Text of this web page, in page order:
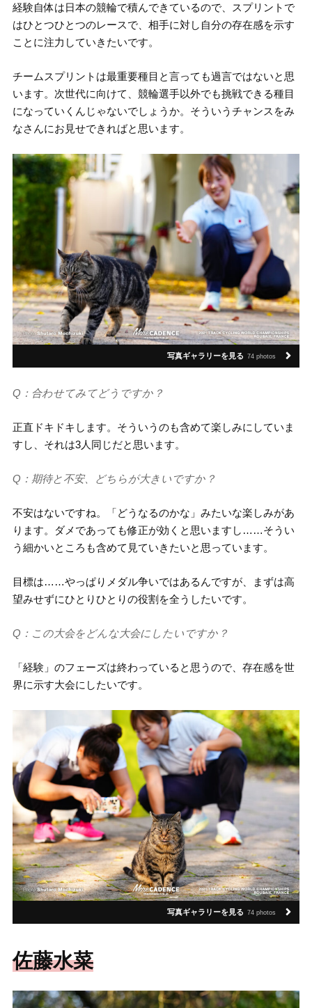
経験自体は日本の競輪で積んできているので、スプリントで
はひとつひとつのレースで、相手に対し自分の存在感を示す
ことに注力していきたいです。
チームスプリントは最重要種目と言っても過言ではないと思
います。次世代に向けて、競輪選手以外でも挑戦できる種目
になっていくんじゃないでしょうか。そういうチャンスをみ
なさんにお見せできればと思います。
写真ギャラリーを見る 74 photos
Q：合わせてみてどうですか？
正直ドキドキします。そういうのも含めて楽しみにしていま
すし、それは3人同じだと思います。
Q：期待と不安、どちらが大きいですか？
不安はないですね。「どうなるのかな」みたいな楽しみがあ
ります。ダメであっても修正が効くと思いますし……そうい
う細かいところも含めて見ていきたいと思っています。
目標は……やっぱりメダル争いではあるんですが、まずは高
望みせずにひとりひとりの役割を全うしたいです。
Q：この大会をどんな大会にしたいですか？
「経験」のフェーズは終わっていると思うので、存在感を世
界に示す大会にしたいです。
写真ギャラリーを見る 74 photos
佐藤水菜